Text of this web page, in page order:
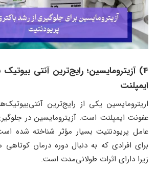
4) آزیترومایسین؛ رایج‌ترین آنتی
ایمپلنت
اریترومایسین یکی از رایج‌ترین
عفونت ایمپلنت است. آزیترومایسین در
عامل پریودنتیت بسیار مؤثر شناخته شده
برای افرادی که به دنبال دوره درمان
زیرا دارای اثرات طولانی‌مدت است.